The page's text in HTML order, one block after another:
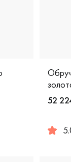
52